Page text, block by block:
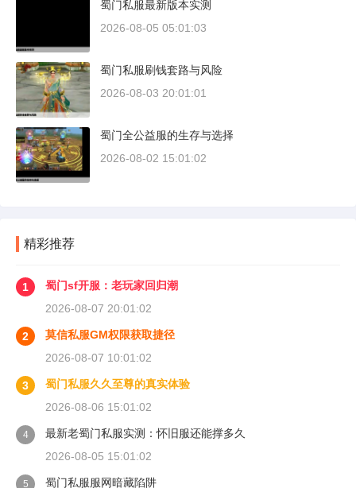
蜀门私服最新版本实测
2026-08-05 05:01:03
蜀门私服刷钱套路与风险
2026-08-03 20:01:01
蜀门全公益服的生存与选择
2026-08-02 15:01:02
精彩推荐
1
蜀门sf开服：老玩家回归潮
2026-08-07 20:01:02
2
莫信私服GM权限获取捷径
2026-08-07 10:01:02
3
蜀门私服久久至尊的真实体验
2026-08-06 15:01:02
4
最新老蜀门私服实测：怀旧服还能撑多久
2026-08-05 15:01:02
5 蜀门私服服网暗藏陷阱